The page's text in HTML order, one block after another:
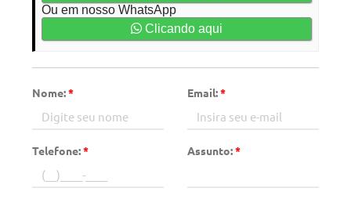
Ou em nosso WhatsApp
Clicando aqui
Nome:* Email:*
Telefone:* Assunto:*